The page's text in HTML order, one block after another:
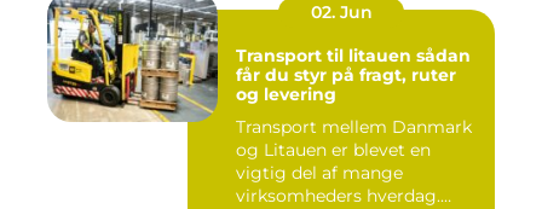
02. Jun
Transport til litauen sådan
får du styr på fragt, ruter
og levering
Transport mellem Danmark
og Litauen er blevet en
vigtig del af mange
virksomheders hverdag.